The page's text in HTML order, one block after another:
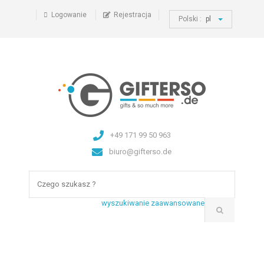
Logowanie Rejestracja Polski : pl
+49 171 99 50 963
biuro@gifterso.de
wyszukiwanie zaawansowane